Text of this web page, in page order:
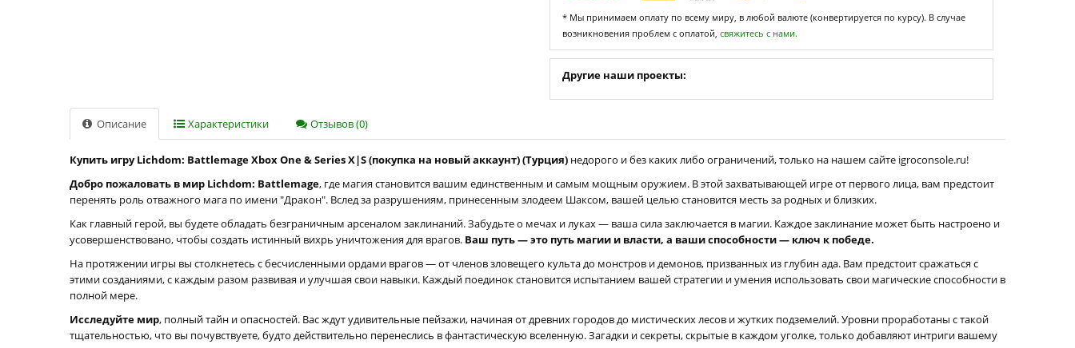
* Мы принимаем оплату по всему миру, в любой валюте (конвертируется по курсу). В случае
возникновения проблем с оплатой, свяжитесь с нами.
Другие наши проекты:
Описание Характеристики Отзывов (0)
Купить игру Lichdom: Battlemage Xbox One & Series X|S (покупка на новый аккаунт) (Турция) недорого и без каких либо ограничений, только на нашем сайте igroconsole.ru!
Добро пожаловать в мир Lichdom: Battlemage, где магия становится вашим единственным и самым мощным оружием. В этой захватывающей игре от первого лица, вам предстоит
перенять роль отважного мага по имени "Дракон". Вслед за разрушениям, принесенным злодеем Шаксом, вашей целью становится месть за родных и близких.
Как главный герой, вы будете обладать безграничным арсеналом заклинаний. Забудьте о мечах и луках — ваша сила заключается в магии. Каждое заклинание может быть настроено и
усовершенствовано, чтобы создать истинный вихрь уничтожения для врагов. Ваш путь — это путь магии и власти, а ваши способности — ключ к победе.
На протяжении игры вы столкнетесь с бесчисленными ордами врагов — от членов зловещего культа до монстров и демонов, призванных из глубин ада. Вам предстоит сражаться с
этими созданиями, с каждым разом развивая и улучшая свои навыки. Каждый поединок становится испытанием вашей стратегии и умения использовать свои магические способности в
полной мере.
Исследуйте мир, полный тайн и опасностей. Вас ждут удивительные пейзажи, начиная от древних городов до мистических лесов и жутких подземелий. Уровни проработаны с такой
тщательностью, что вы почувствуете, будто действительно перенеслись в фантастическую вселенную. Загадки и секреты, скрытые в каждом уголке, только добавляют интриги вашему